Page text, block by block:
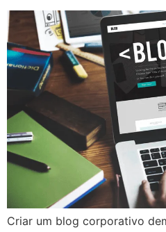
Criar um blog corporativo